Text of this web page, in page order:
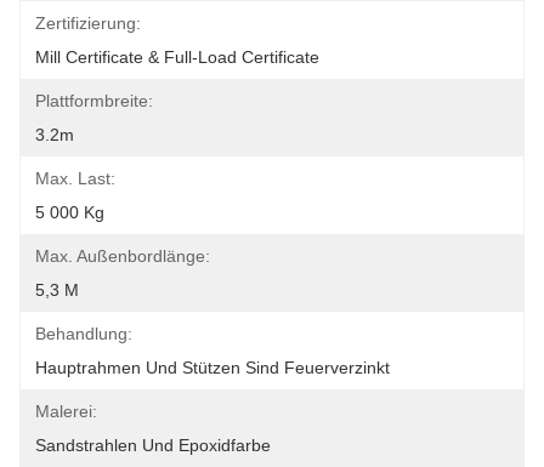
Zertifizierung:
Mill Certificate & Full-Load Certificate
Plattformbreite:
3.2m
Max. Last:
5 000 Kg
Max. Außenbordlänge:
5,3 M
Behandlung:
Hauptrahmen Und Stützen Sind Feuerverzinkt
Malerei:
Sandstrahlen Und Epoxidfarbe